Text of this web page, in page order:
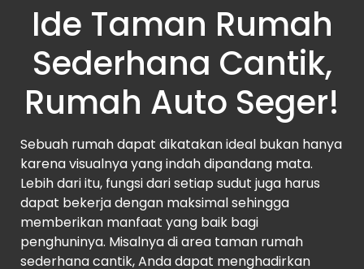
Ide Taman Rumah
Sederhana Cantik,
Rumah Auto Seger!
Sebuah rumah dapat dikatakan ideal bukan hanya
karena visualnya yang indah dipandang mata.
Lebih dari itu, fungsi dari setiap sudut juga harus
dapat bekerja dengan maksimal sehingga
memberikan manfaat yang baik bagi
penghuninya. Misalnya di area taman rumah
sederhana cantik, Anda dapat menghadirkan